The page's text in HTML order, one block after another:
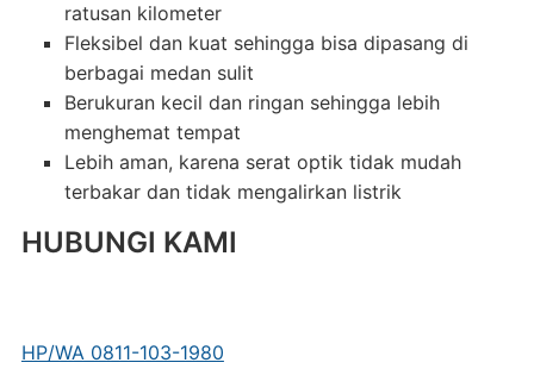
ratusan kilometer
Fleksibel dan kuat sehingga bisa dipasang di
berbagai medan sulit
Berukuran kecil dan ringan sehingga lebih
menghemat tempat
Lebih aman, karena serat optik tidak mudah
terbakar dan tidak mengalirkan listrik
HUBUNGI KAMI
HP/WA 0811-103-1980